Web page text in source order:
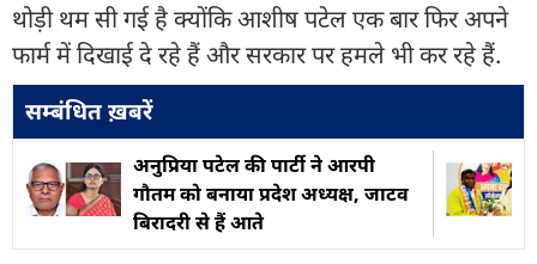
थोड़ी थम सी गई है क्योंकि आशीष पटेल एक बार फिर अपने
फार्म में दिखाई दे रहे हैं और सरकार पर हमले भी कर रहे हैं.
सम्बंधित ख़बरें
अनुप्रिया पटेल की पार्टी ने आरपी
गौतम को बनाया प्रदेश अध्यक्ष, जाटव
बिरादरी से हैं आते